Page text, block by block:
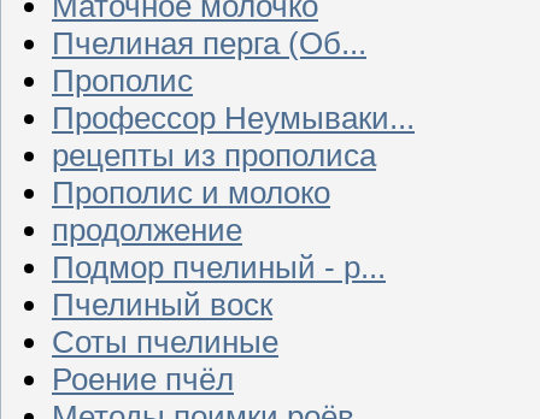
Пчелиная перга (Об...
Прополис
Профессор Неумываки...
рецепты из прополиса
Прополис и молоко
продолжение
Подмор пчелиный - р...
Пчелиный воск
Соты пчелиные
Роение пчёл